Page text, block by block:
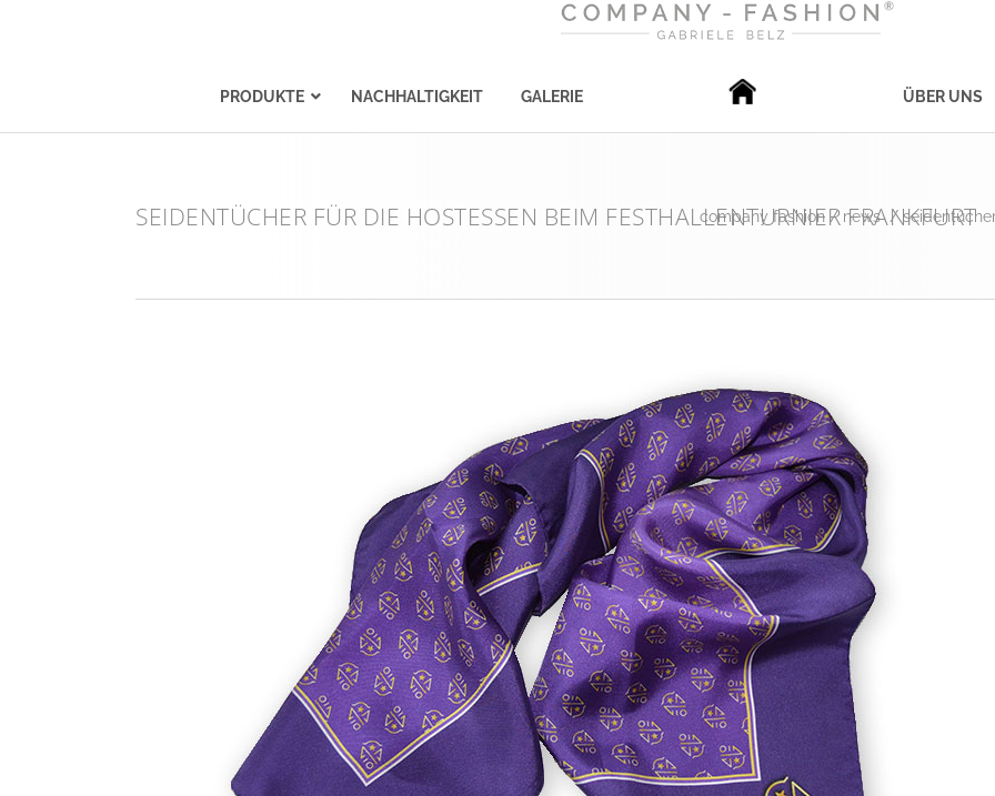
PRODUKTE NACHHALTIGKEIT GALERIE ÜBER UNS
SEIDENTÜCHER FÜR DIE HOSTESSEN BEIM FESTHALLENTURNIER FRANKFURT
company fashion / news /